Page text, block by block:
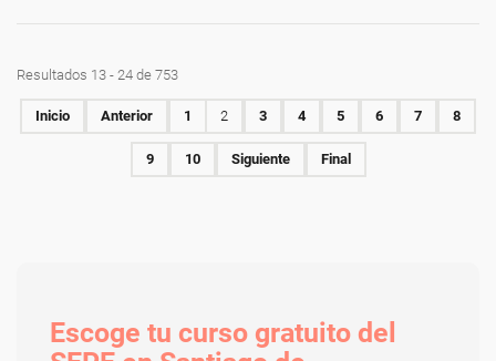
Resultados 13 - 24 de 753
Inicio Anterior 1 2 3 4 5 6 7 8
9 10 Siguiente Final
Escoge tu curso gratuito del